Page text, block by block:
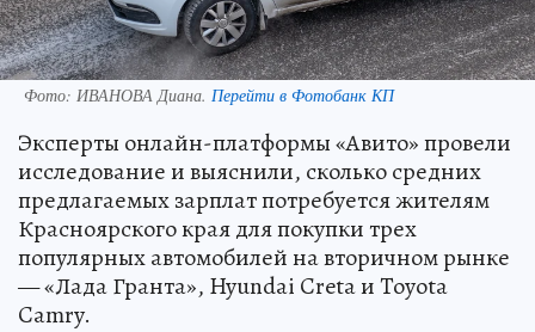
Фото: ИВАНОВА Диана. Перейти в Фотобанк КП
Эксперты онлайн-платформы «Авито» провели
исследование и выяснили, сколько средних
предлагаемых зарплат потребуется жителям
Красноярского края для покупки трех
популярных автомобилей на вторичном рынке
— «Лада Гранта», Hyundai Creta и Toyota
Camry.